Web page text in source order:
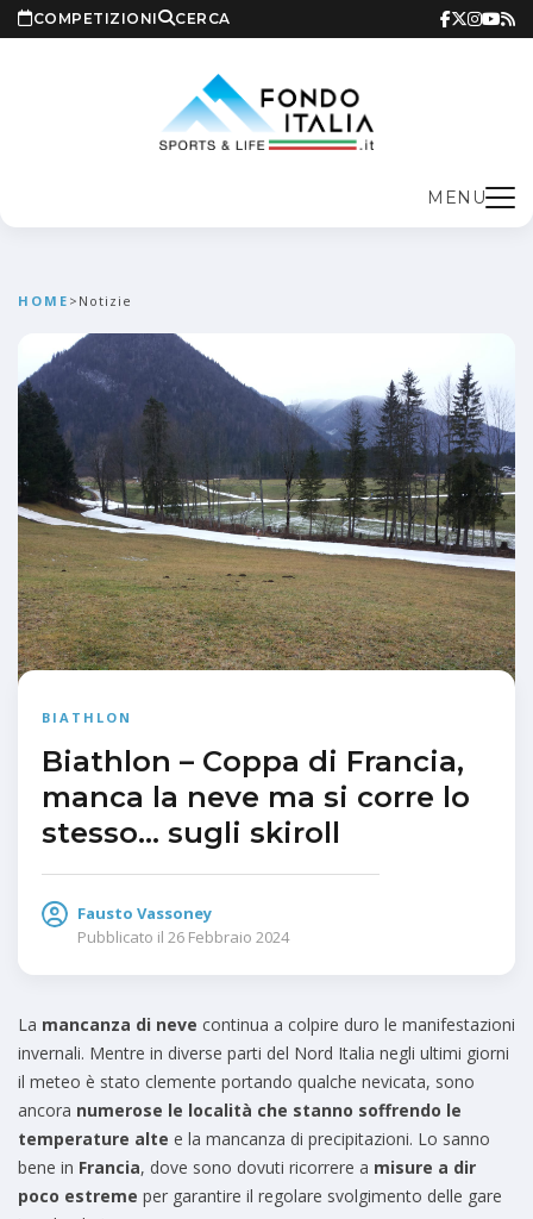
COMPETIZIONI CERCA
MENU
HOME > Notizie
BIATHLON
Biathlon – Coppa di Francia,
manca la neve ma si corre lo
stesso… sugli skiroll
Fausto Vassoney
Pubblicato il 26 Febbraio 2024
La mancanza di neve continua a colpire duro le manifestazioni
invernali. Mentre in diverse parti del Nord Italia negli ultimi giorni
il meteo è stato clemente portando qualche nevicata, sono
ancora numerose le località che stanno soffrendo le
temperature alte e la mancanza di precipitazioni. Lo sanno
bene in Francia, dove sono dovuti ricorrere a misure a dir
poco estreme per garantire il regolare svolgimento delle gare